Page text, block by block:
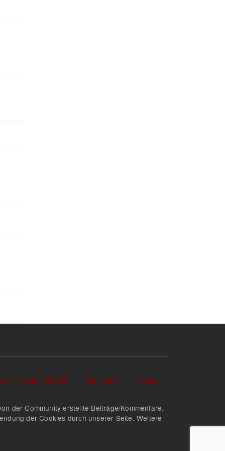
- Download PDF Facebook Twitter
der Community erstellte Beiträge/Kommentare.
der Cookies durch unserer Seite. Weitere